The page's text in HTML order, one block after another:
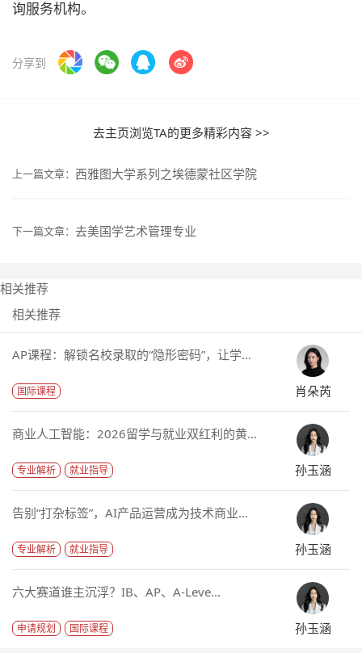
询服务机构。
分享到
去主页浏览TA的更多精彩内容 >>
上一篇文章： 西雅图大学系列之埃德蒙社区学院
下一篇文章： 去美国学艺术管理专业
相关推荐
相关推荐
AP课程：解锁名校录取的“隐形密码”，让学...
国际课程 肖朵芮
商业人工智能：2026留学与就业双红利的黄...
专业解析 就业指导 孙玉涵
告别“打杂标签”，AI产品运营成为技术商业...
专业解析 就业指导 孙玉涵
六大赛道谁主沉浮？IB、AP、A-Leve...
申请规划 国际课程 孙玉涵